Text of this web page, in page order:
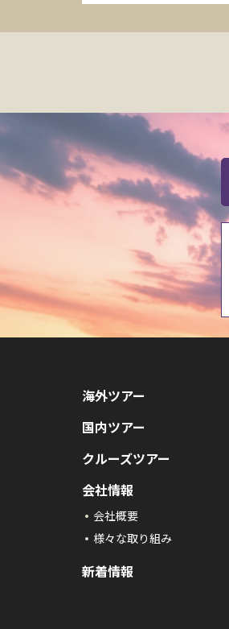
海外ツアー
国内ツアー
クルーズツアー
会社情報
会社概要
様々な取り組み
新着情報